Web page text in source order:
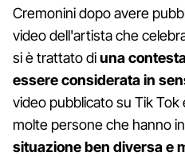
Cremonini dopo avere
video dell'artista che
si è trattato diuna
essere considerata in
video pubblicato su Tik
molte persone che hanno
situazione ben diversa e